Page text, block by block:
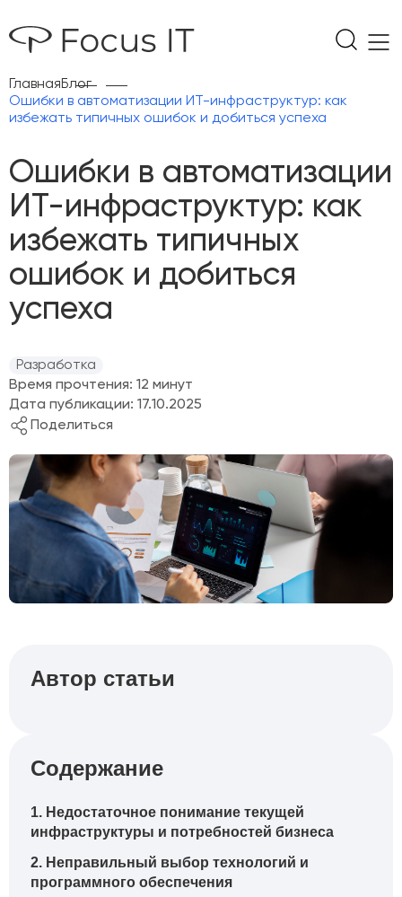
ГлавнаяБлог
Ошибки в автоматизации ИТ-инфраструктур: как
избежать типичных ошибок и добиться успеха
Ошибки в автоматизации
ИТ-инфраструктур: как
избежать типичных
ошибок и добиться
успеха
Разработка
Время прочтения: 12 минут
Дата публикации: 17.10.2025
Поделиться
Содержание
1. Недостаточное понимание текущей
инфраструктуры и потребностей бизнеса
2. Неправильный выбор технологий и
программного обеспечения
Автор статьи